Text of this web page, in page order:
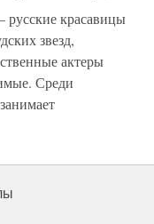
русские красавицы
звезд,
актеры
Среди